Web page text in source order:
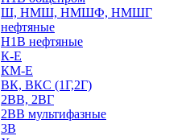
Ш, НМШ, НМШФ, НМШГ
нефтяные
Н1В нефтяные
К-Е
КМ-Е
ВК, ВКС (1Г,2Г)
2ВВ, 2ВГ
2ВВ мультифазные
3В